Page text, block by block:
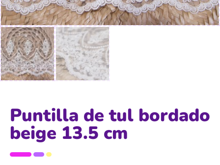
Puntilla de tul bordado
beige 13.5 cm